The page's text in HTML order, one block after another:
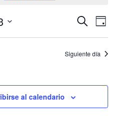
Navegación
de
búsqueda
y
vistas
Buscar
de
vistas
Evento
Día
Siguiente día
al calendario